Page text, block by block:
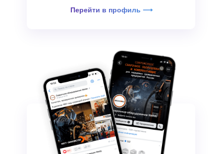
Перейти в профиль ⟶